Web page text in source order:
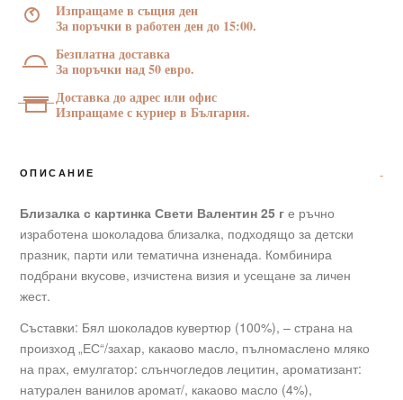
25
Изпращаме в същия ден
За поръчки в работен ден до 15:00.
Безплатна доставка
За поръчки над 50 евро.
Доставка до адрес или офис
Изпращаме с куриер в България.
ОПИСАНИЕ
Близалка с картинка Свети Валентин 25 г е ръчно
изработена шоколадова близалка, подходящо за детски
празник, парти или тематична изненада. Комбинира
подбрани вкусове, изчистена визия и усещане за личен
жест.
Съставки: Бял шоколадов кувертюр (100%), – страна на
произход „ЕС“/захар, какаово масло, пълномаслено мляко
на прах, емулгатор: слънчогледов лецитин, ароматизант:
натурален ванилов аромат/, какаово масло (4%),